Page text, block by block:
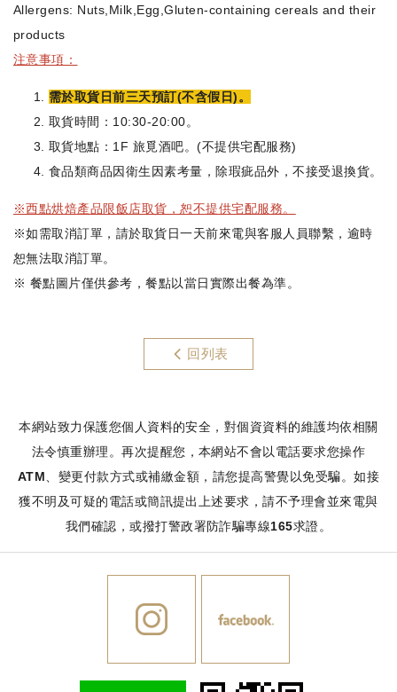
Allergens: Nuts,Milk,Egg,Gluten-containing cereals and their
products
注意事項：
需於取貨日前三天預訂(不含假日)。
取貨時間：10:30-20:00。
取貨地點：1F 旅覓酒吧。(不提供宅配服務)
食品類商品因衛生因素考量，除瑕疵品外，不接受退換貨。
※西點烘焙產品限飯店取貨，恕不提供宅配服務。
※如需取消訂單，請於取貨日一天前來電與客服人員聯繫，逾時
恕無法取消訂單。
※ 餐點圖片僅供參考，餐點以當日實際出餐為準。
回列表
本網站致力保護您個人資料的安全，對個資資料的維護均依相關
法令慎重辦理。再次提醒您，本網站不會以電話要求您操作
ATM、變更付款方式或補繳金額，請您提高警覺以免受騙。如接
獲不明及可疑的電話或簡訊提出上述要求，請不予理會並來電與
我們確認，或撥打警政署防詐騙專線165求證。